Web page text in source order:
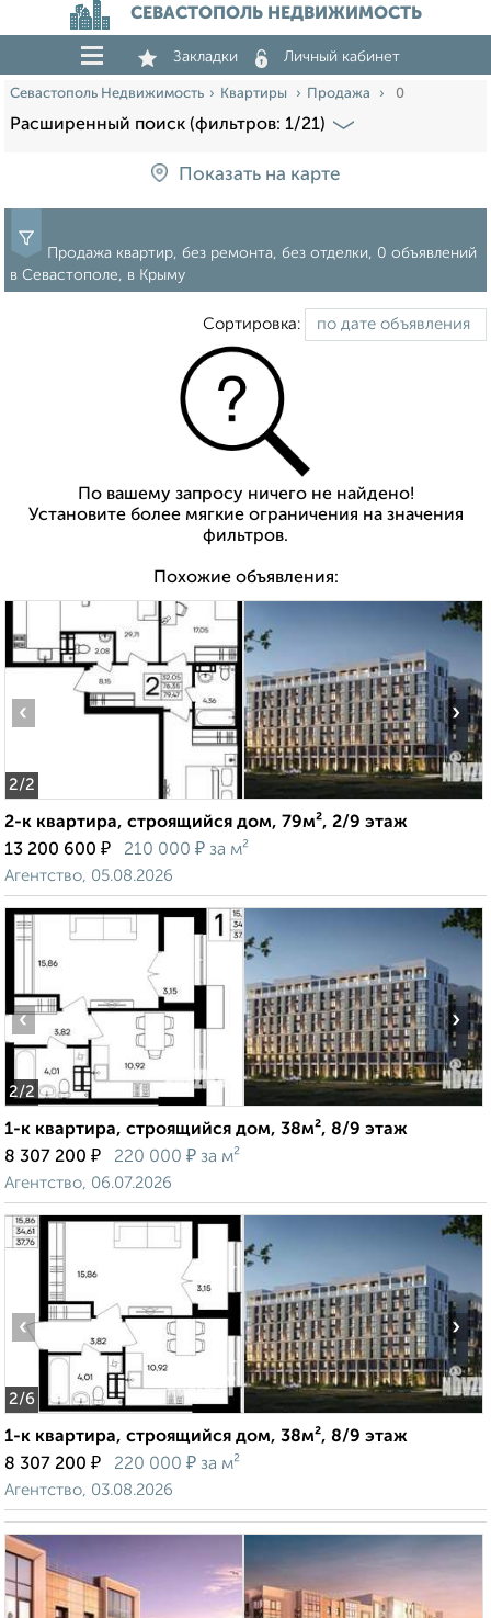
СЕВАСТОПОЛЬ НЕДВИЖИМОСТЬ
Закладки Личный кабинет
Севастополь Недвижимость Квартиры Продажа 0
Расширенный поиск (фильтров: 1/21)
Показать на карте
Продажа квартир, без ремонта, без отделки, 0 объявлений
в Севастополе, в Крыму
Сортировка:
По вашему запросу ничего не найдено!
Установите более мягкие ограничения на значения
фильтров.
Похожие объявления:
2/2
‹ ›
2-к квартира, строящийся дом, 79м², 2/9 этаж
13 200 600 ₽ 210 000 ₽ за м²
Агентство, 05.08.2026
2/2
‹ ›
1-к квартира, строящийся дом, 38м², 8/9 этаж
8 307 200 ₽ 220 000 ₽ за м²
Агентство, 06.07.2026
2/6
‹ ›
1-к квартира, строящийся дом, 38м², 8/9 этаж
8 307 200 ₽ 220 000 ₽ за м²
Агентство, 03.08.2026